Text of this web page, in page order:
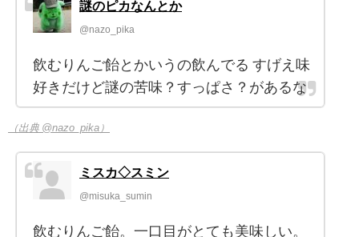
謎のピカなんとか
@nazo_pika
飲むりんご飴とかいうの飲んでる すげえ味
好きだけど謎の苦味？すっぱさ？があるな
（出典 @nazo_pika）
ミスカ◇スミン
@misuka_sumin
飲むりんご飴。一口目がとても美味しい。